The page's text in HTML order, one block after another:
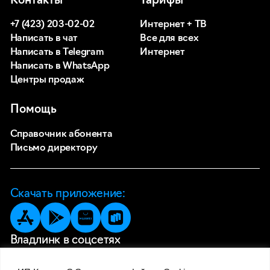
ВСЁ ПРО СПОРТ
Ни одного матча мимо!
Интерактивное ТВ -
251 каналов
Киноафиша -
90 000 фильмов и сериалов
Кабельное ТВ -
Интернет -
Подключить
планов
Подключить
Кабельное ТВ
250
не включено
Интерактивное ТВ -
не включено
Киноафиша -
Помощь
Справочник абонента
Письмо директору
Интернет + ТВ
Все для всех
Интернет
+7 (423) 203-02-02
Написать в чат
Написать в Telegram
Написать в WhatsApp
Центры продаж
Скачать приложение:
Владлинк в соцсетях